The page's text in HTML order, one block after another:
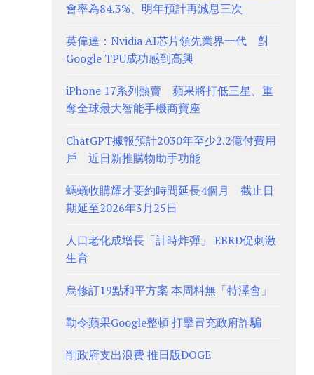
會率為84.3%、明年預計再減息三次
英偉達：Nvidia AI芯片領先業界一代 對
Google TPU成功感到高興
iPhone 17系列熱賣 蘋果將打低三星、重
奪全球最大智能手機商寶座
ChatGPT據報預計2030年至少2.2億付費用
戶 近日新推購物助手功能
螞蟻收購耀才要約時間延長4個月 截止日
期延至2026年3月25日
人口老化成增長「計時炸彈」 EBRD促刺激
生育
烏修訂19點和平方案 本周料無「特澤會」
勒令蘋果Google整頓 打擊冒充政府詐騙
削政府支出浪費 推日版DOGE